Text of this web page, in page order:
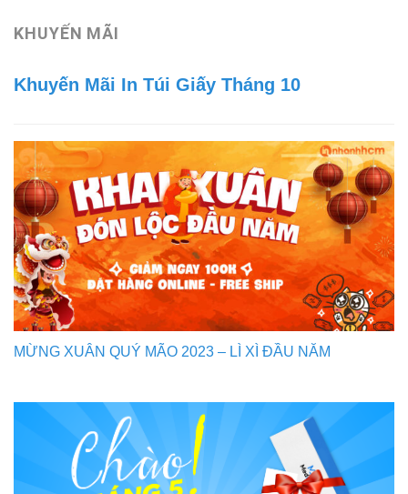
KHUYẾN MÃI
Khuyến Mãi In Túi Giấy Tháng 10
MỪNG XUÂN QUÝ MÃO 2023 – LÌ XÌ ĐẦU NĂM